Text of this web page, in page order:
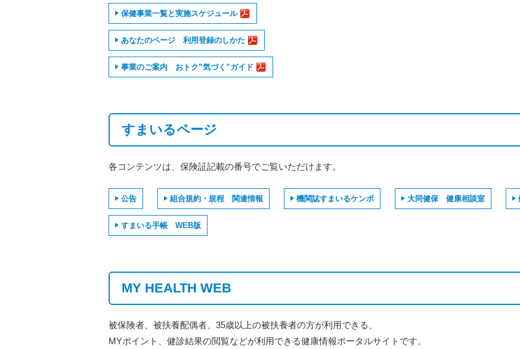
保健事業一覧と実施スケジュール
あなたのページ 利用登録のしかた
事業のご案内 おトク”気づく”ガイド
すまいるページ
各コンテンツは、保険証記載の番号でご覧いただけます。
公告 組合規約・規程 関連情報 機関誌すまいるケンポ 大同健保 健康相談室
すまいる手帳 WEB版
MY HEALTH WEB
被保険者、被扶養配偶者、35歳以上の被扶養者の方が利用できる、
MYポイント、健診結果の閲覧などが利用できる健康情報ポータルサイトです。